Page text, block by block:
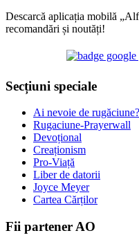
Descarcă aplicația mobilă
recomandări și noutăți!
Secțiuni speciale
Ai nevoie de rugăciune?
Rugaciune-Prayerwall
Devoțional
Creaționism
Pro-Viață
Liber de datorii
Joyce Meyer
Cartea Cărților
Fii partener AO